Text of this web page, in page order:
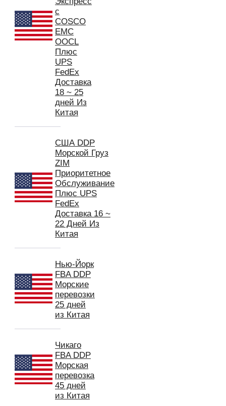
с
COSCO
EMC
OOCL
Плюс
UPS
FedEx
Доставка
18 ~ 25
дней Из
Китая
США DDP
Морской Груз
ZIM
Приоритетное
Обслуживание
Плюс UPS
FedEx
Доставка 16 ~
22 Дней Из
Китая
Нью-Йорк
FBA DDP
Морские
перевозки
25 дней
из Китая
Чикаго
FBA DDP
Морская
перевозка
45 дней
из Китая